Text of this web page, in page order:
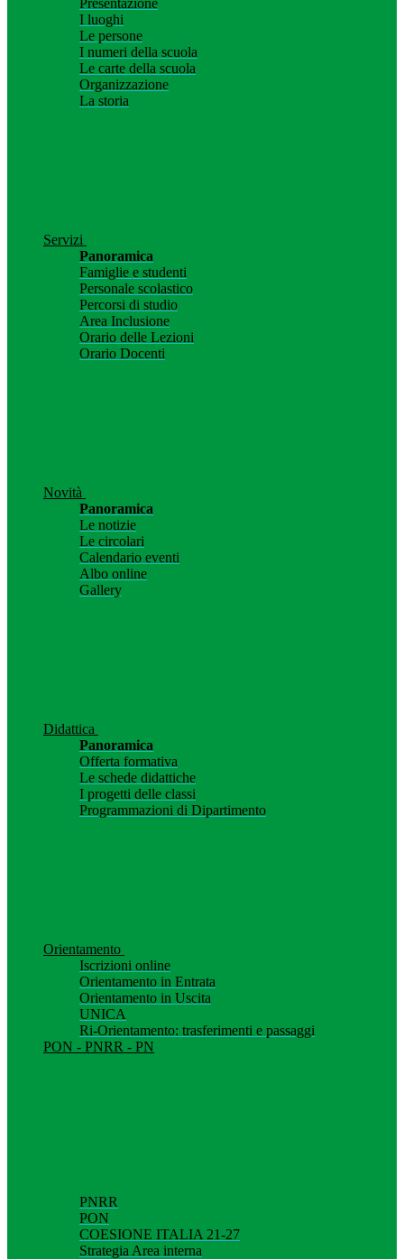
Presentazione
I luoghi
Le persone
I numeri della scuola
Le carte della scuola
Organizzazione
La storia
Servizi
Panoramica
Famiglie e studenti
Personale scolastico
Percorsi di studio
Area Inclusione
Orario delle Lezioni
Orario Docenti
Novità
Panoramica
Le notizie
Le circolari
Calendario eventi
Albo online
Gallery
Didattica
Panoramica
Offerta formativa
Le schede didattiche
I progetti delle classi
Programmazioni di Dipartimento
Orientamento
Iscrizioni online
Orientamento in Entrata
Orientamento in Uscita
UNICA
Ri-Orientamento: trasferimenti e passaggi
PON - PNRR - PN
PNRR
PON
COESIONE ITALIA 21-27
Strategia Area interna